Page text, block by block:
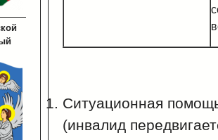
Ситуационная
(инвалид